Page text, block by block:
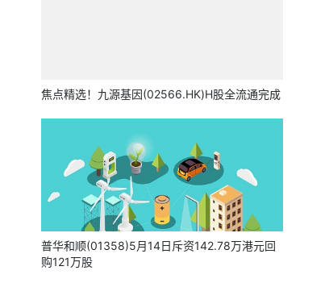
焦点精选！九源基因(02566.HK)H股全流通完成
普华和顺(01358)5月14日斥资142.78万港元回
购121万股